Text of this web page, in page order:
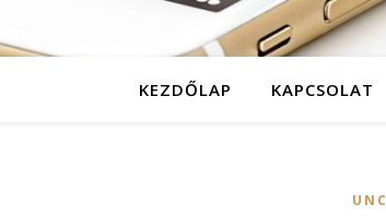
KEZDŐLAP KAPCSOLAT